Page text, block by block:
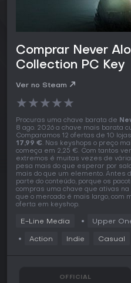
Comprar Never
Collection PC Key
Ver no Steam
★★★★★
Procuras uma chave barata de
8 ago. 2026 a chave mais barata
Comparamos 12 ofertas de 10
17,99 €. Nas keyshops o preço
começa em 2,25 €. Com tantos
extremos é muitas vezes de
pesa mais do que esperar por
mais do que um elemento. Antes
parte do conteúdo, porque os
compras uma chave que ativas
que o mercado é mais largo, com
oferta em keyshop.
E-Line Media Upper
Action Indie Casual
OFFICIAL